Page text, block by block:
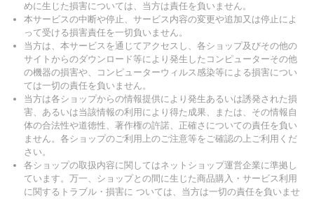
めに生じた損害については、当方は責任を負いません。
本サービスの中断や停止、サービス内容の変更や追加又は停止によ
って受ける損害責任を一切負いません。
当方は、本サービスを通じてアクセスし、各ショップ及びその他の
サイトからのダウンロード等により発生したコンピューターその他
の機器の損害や、コンピューターウィルス感染等による損害につい
ては一切の責任を負いません。
当方は各ショップからの情報提供により発生あるいは誘発された損
害、あるいは当該情報の利用により得た成果、または、その情報自
体の合法性や道徳性、著作権の許諾、正確さについての責任を負い
ません。各ショップのご利用上のご注意等をご確認の上ご利用くだ
さい。
各ショップの取扱内容に関してはネットショップ運営企業に準拠し
ています。万一、ショップとの間に生じた商品購入・サービス利用
に関するトラブル・損害に ついては、当方は一切の責任を負いませ